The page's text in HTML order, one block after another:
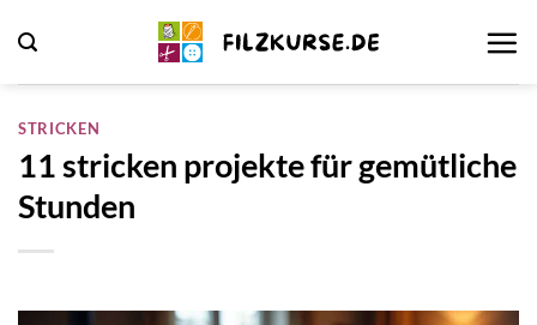
Inhalt
springen
STRICKEN
11 stricken projekte für gemütliche
Stunden